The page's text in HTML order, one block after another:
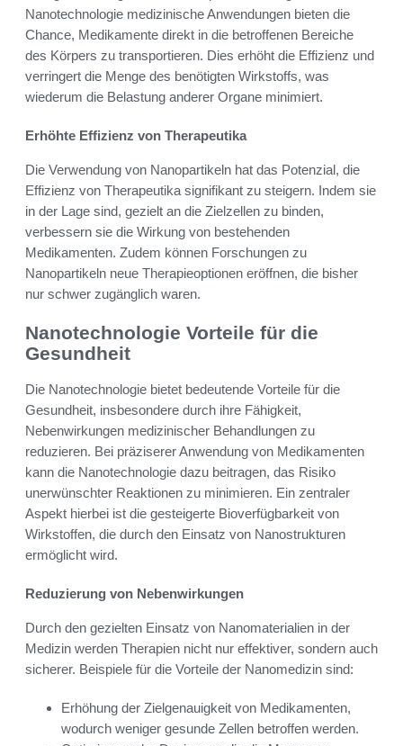
Nanotechnologie medizinische Anwendungen bieten die
Chance, Medikamente direkt in die betroffenen Bereiche
des Körpers zu transportieren. Dies erhöht die Effizienz und
verringert die Menge des benötigten Wirkstoffs, was
wiederum die Belastung anderer Organe minimiert.
Erhöhte Effizienz von Therapeutika
Die Verwendung von Nanopartikeln hat das Potenzial, die
Effizienz von Therapeutika signifikant zu steigern. Indem sie
in der Lage sind, gezielt an die Zielzellen zu binden,
verbessern sie die Wirkung von bestehenden
Medikamenten. Zudem können Forschungen zu
Nanopartikeln neue Therapieoptionen eröffnen, die bisher
nur schwer zugänglich waren.
Nanotechnologie Vorteile für die
Gesundheit
Die Nanotechnologie bietet bedeutende Vorteile für die
Gesundheit, insbesondere durch ihre Fähigkeit,
Nebenwirkungen medizinischer Behandlungen zu
reduzieren. Bei präziserer Anwendung von Medikamenten
kann die Nanotechnologie dazu beitragen, das Risiko
unerwünschter Reaktionen zu minimieren. Ein zentraler
Aspekt hierbei ist die gesteigerte Bioverfügbarkeit von
Wirkstoffen, die durch den Einsatz von Nanostrukturen
ermöglicht wird.
Reduzierung von Nebenwirkungen
Durch den gezielten Einsatz von Nanomaterialien in der
Medizin werden Therapien nicht nur effektiver, sondern auch
sicherer. Beispiele für die Vorteile der Nanomedizin sind:
Erhöhung der Zielgenauigkeit von Medikamenten,
wodurch weniger gesunde Zellen betroffen werden.